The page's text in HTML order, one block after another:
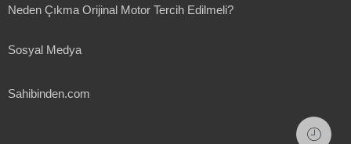
Neden Çıkma Orijinal Motor Tercih Edilmeli?
Sosyal Medya
Sahibinden.com